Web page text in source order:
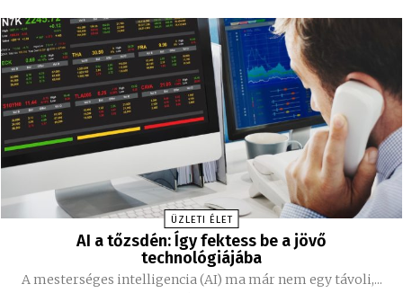
ÜZLETI ÉLET
AI a tőzsdén: Így fektess be a jövő
technológiájába
A mesterséges intelligencia (AI) ma már nem egy távoli,...